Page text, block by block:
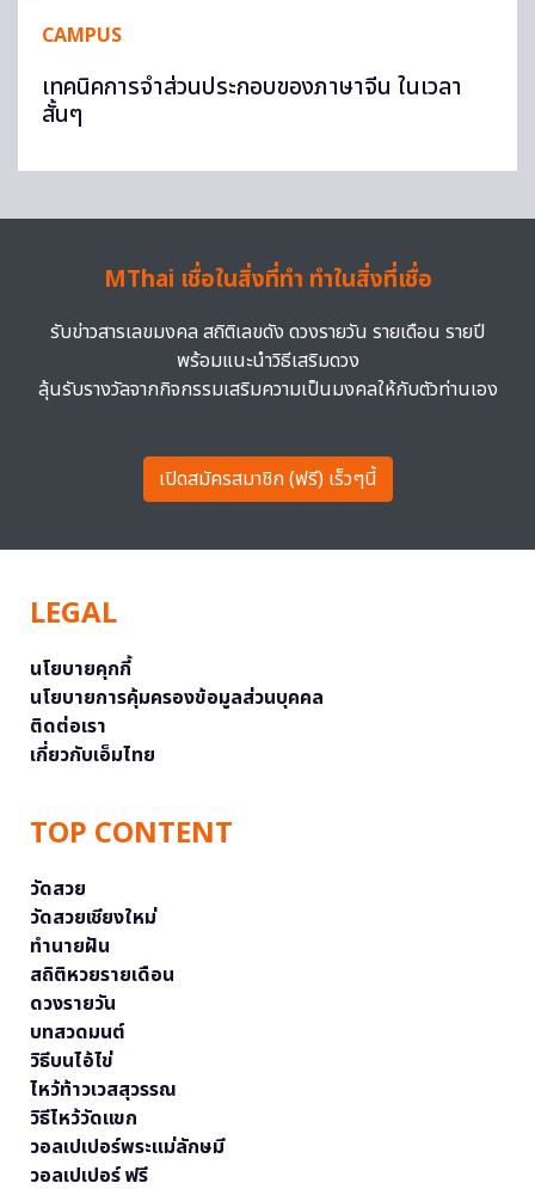
CAMPUS
เทคนิคการจำส่วนประกอบของภาษาจีน ในเวลา
สั้นๆ
MThai เชื่อในสิ่งที่ทำ ทำในสิ่งที่เชื่อ
รับข่าวสารเลขมงคล สถิติเลขดัง ดวงรายวัน รายเดือน รายปี
พร้อมแนะนำวิธีเสริมดวง
ลุ้นรับรางวัลจากกิจกรรมเสริมความเป็นมงคลให้กับตัวท่านเอง
เปิดสมัครสมาชิก (ฟรี) เร็วๆนี้
LEGAL
นโยบายคุกกี้
นโยบายการคุ้มครองข้อมูลส่วนบุคคล
ติดต่อเรา
เกี่ยวกับเอ็มไทย
TOP CONTENT
วัดสวย
วัดสวยเชียงใหม่
ทำนายฝัน
สถิติหวยรายเดือน
ดวงรายวัน
บทสวดมนต์
วิธีบนไอ้ไข่
ไหว้ท้าวเวสสุวรรณ
วิธีไหว้วัดแขก
วอลเปเปอร์พระแม่ลักษมี
วอลเปเปอร์ ฟรี